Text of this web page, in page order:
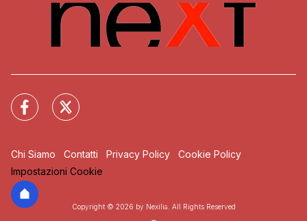
Chi Siamo Contatti Privacy Policy
Cookie Policy
Impostazioni Cookie
Copyright © 2026 by Nexilia. All Rights Reserved